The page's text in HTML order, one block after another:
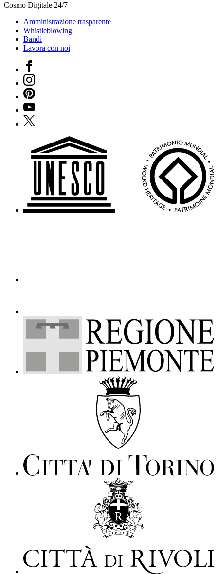
Cosmo Digitale 24/7
Amministrazione trasparente
Whistleblowing
Bandi
Lavora con noi
Facebook
Instagram
Pinterest
YouTube
X